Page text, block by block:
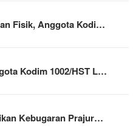
Fisik, Anggota Kodi…
Kodim 1002/HST L…
Kebugaran Prajur…